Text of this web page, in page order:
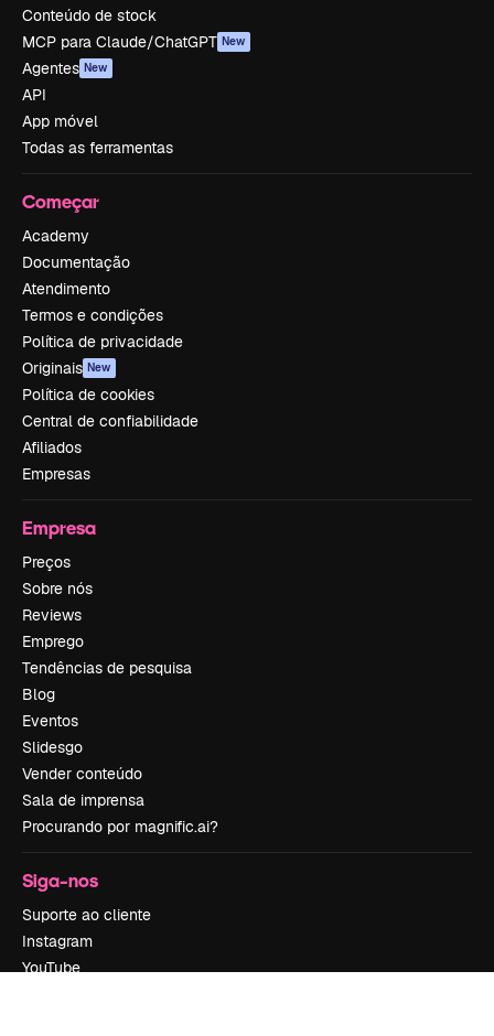
Conteúdo de stock
MCP para Claude/ChatGPT New
Agentes New
API
App móvel
Todas as ferramentas
Começar
Academy
Documentação
Atendimento
Termos e condições
Política de privacidade
Originais New
Política de cookies
Central de confiabilidade
Afiliados
Empresas
Empresa
Preços
Sobre nós
Reviews
Emprego
Tendências de pesquisa
Blog
Eventos
Slidesgo
Vender conteúdo
Sala de imprensa
Procurando por magnific.ai?
Siga-nos
Suporte ao cliente
Instagram
YouTube